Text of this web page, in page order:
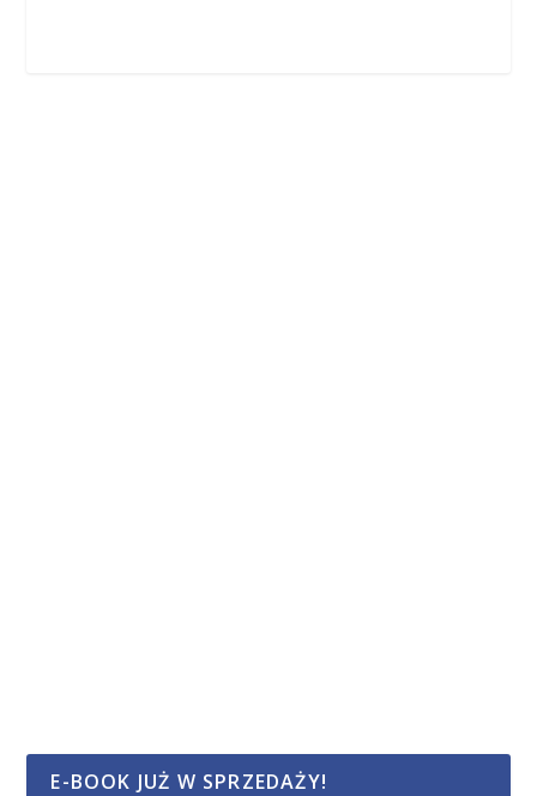
E-BOOK JUŻ W SPRZEDAŻY!